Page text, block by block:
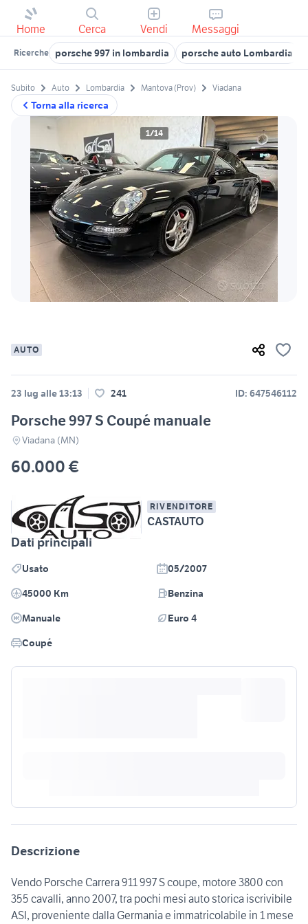
Home Cerca Vendi Messaggi
Ricerche porsche 997 in lombardia porsche auto Lombardia
Torna alla ricerca
Subito Auto Lombardia Mantova (Prov) Viadana
1/14
AUTO
23 lug alle 13:13 241 ID: 647546112
Porsche 997 S Coupé manuale
Viadana (MN)
60.000 €
RIVENDITORE
CASTAUTO
Dati principali
Usato
05/2007
45000 Km
Benzina
Manuale
Euro 4
Coupé
Descrizione
Vendo Porsche Carrera 911 997 S coupe, motore 3800 con
355 cavalli, anno 2007, tra pochi mesi auto storica iscrivibile
ASI, proveniente dalla Germania e immatricolabile in 1 mese